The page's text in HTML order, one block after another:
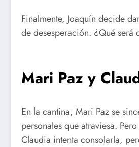
Finalmente, Joaquín decide
de desesperación. ¿Qué será
Mari Paz y
En la cantina, Mari Paz se
personales que atraviesa.
Claudia intenta consolarla,